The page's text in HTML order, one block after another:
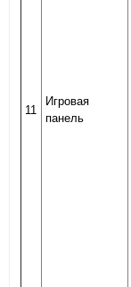
11
Игровая
панель